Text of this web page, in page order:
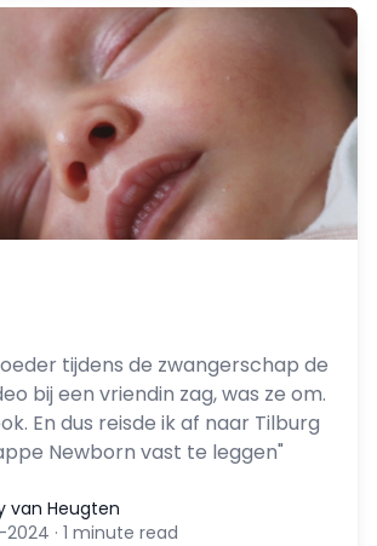
tijdens de zwangerschap de
bij een vriendin zag, was ze om.
En dus reisde ik af naar Tilburg
Newborn vast te leggen"
van Heugten
· 1 minute read